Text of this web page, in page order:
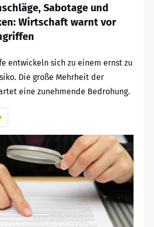
Sabotage und
Wirtschaft warnt vor
entwickeln sich zu einem ernst zu
Die große Mehrheit der
eine zunehmende Bedrohung.